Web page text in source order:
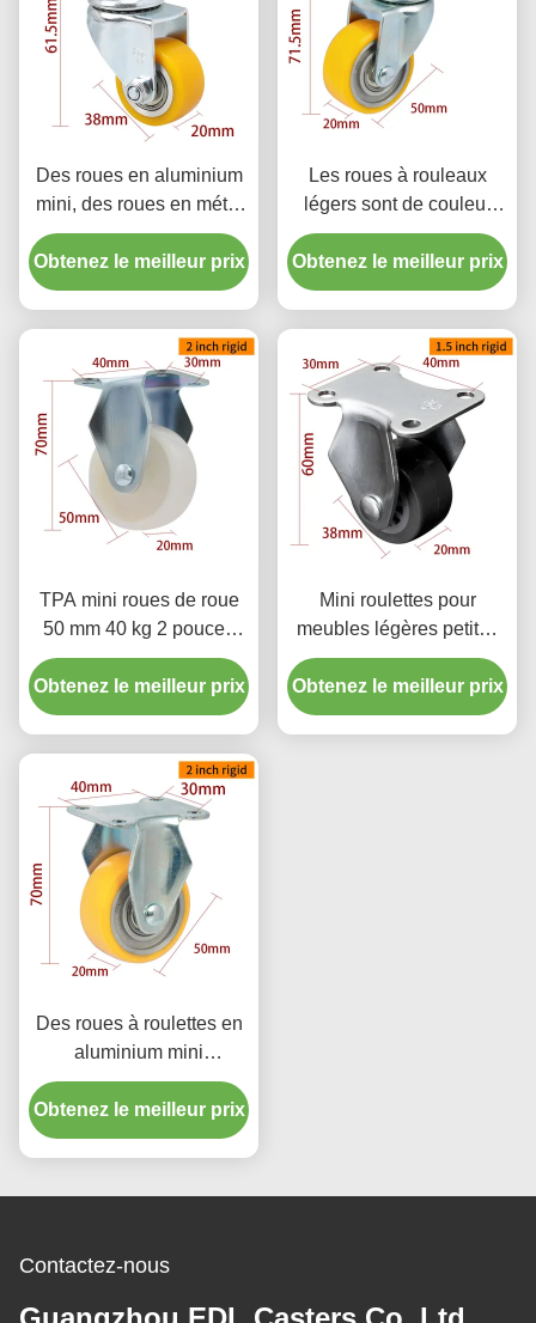
Des roues en aluminium
mini, des roues en métal
de 1,5 pouce.
Obtenez le meilleur prix
Les roues à rouleaux
légers sont de couleur
jaune, 2 roues à rouleaux
pivotants 262S-86A
Obtenez le meilleur prix
TPA mini roues de roue
50 mm 40 kg 2 pouces
roues rigides 262P-23
Obtenez le meilleur prix
Mini roulettes pour
meubles légères petites
roulettes pivotantes de
1,5 pouce 38 mm
Obtenez le meilleur prix
Des roues à roulettes en
aluminium mini
pivotantes 2 pouces
roues à roulettes 262P-
86A
Obtenez le meilleur prix
Contactez-nous